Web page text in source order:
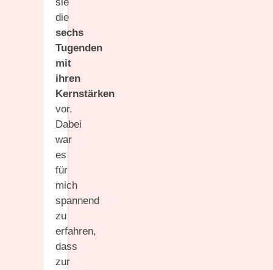
die
sechs
Tugenden
mit
ihren
Kernstärken
vor.
Dabei
war
es
für
mich
spannend
zu
erfahren,
dass
zur